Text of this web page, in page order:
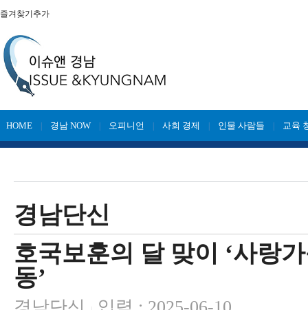
즐겨찾기추가
HOME 경남 NOW 오피니언 사회 경제 인물 사람들 교육
경남단신
호국보훈의 달 맞이 ‘사랑
동’